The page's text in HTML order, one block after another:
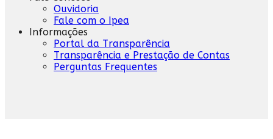
Ouvidoria
Fale com o Ipea
Informações
Portal da Transparência
Transparência e Prestação de Contas
Perguntas Frequentes